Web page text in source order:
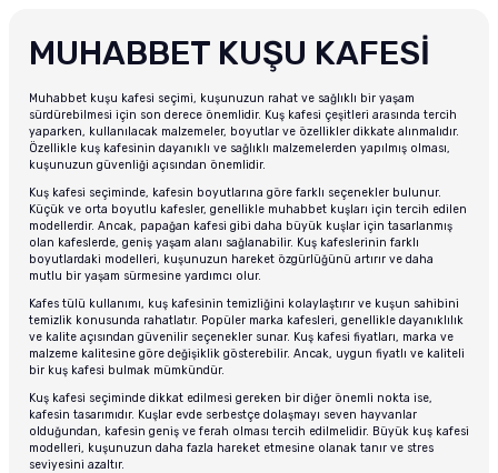
MUHABBET KUŞU KAFESİ
Muhabbet kuşu kafesi seçimi, kuşunuzun rahat ve sağlıklı bir yaşam
sürdürebilmesi için son derece önemlidir. Kuş kafesi çeşitleri arasında tercih
yaparken, kullanılacak malzemeler, boyutlar ve özellikler dikkate alınmalıdır.
Özellikle kuş kafesinin dayanıklı ve sağlıklı malzemelerden yapılmış olması,
kuşunuzun güvenliği açısından önemlidir.
Kuş kafesi seçiminde, kafesin boyutlarına göre farklı seçenekler bulunur.
Küçük ve orta boyutlu kafesler, genellikle muhabbet kuşları için tercih edilen
modellerdir. Ancak, papağan kafesi gibi daha büyük kuşlar için tasarlanmış
olan kafeslerde, geniş yaşam alanı sağlanabilir. Kuş kafeslerinin farklı
boyutlardaki modelleri, kuşunuzun hareket özgürlüğünü artırır ve daha
mutlu bir yaşam sürmesine yardımcı olur.
Kafes tülü kullanımı, kuş kafesinin temizliğini kolaylaştırır ve kuşun sahibini
temizlik konusunda rahatlatır. Popüler marka kafesleri, genellikle dayanıklılık
ve kalite açısından güvenilir seçenekler sunar. Kuş kafesi fiyatları, marka ve
malzeme kalitesine göre değişiklik gösterebilir. Ancak, uygun fiyatlı ve kaliteli
bir kuş kafesi bulmak mümkündür.
Kuş kafesi seçiminde dikkat edilmesi gereken bir diğer önemli nokta ise,
kafesin tasarımıdır. Kuşlar evde serbestçe dolaşmayı seven hayvanlar
olduğundan, kafesin geniş ve ferah olması tercih edilmelidir. Büyük kuş kafesi
modelleri, kuşunuzun daha fazla hareket etmesine olanak tanır ve stres
seviyesini azaltır.